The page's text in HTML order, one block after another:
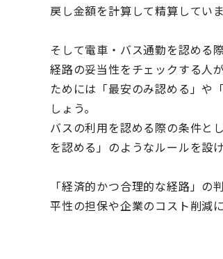
戻し金額を計算して精算していま
そして電車・バス通勤を認める
経路の妥当性をチェックする人
ためには「最安のみ認める」や
しょう。
バスの利用を認める際の条件と
を認める」のようなルールを設
「経済的かつ合理的な経路」
平性の担保や企業のコスト削減